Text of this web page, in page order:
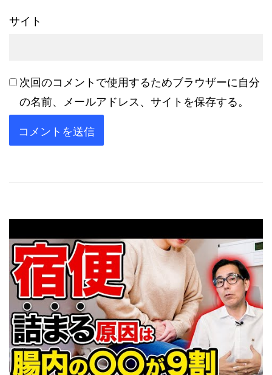
サイト
次回のコメントで使用するためブラウザーに自分
の名前、メールアドレス、サイトを保存する。